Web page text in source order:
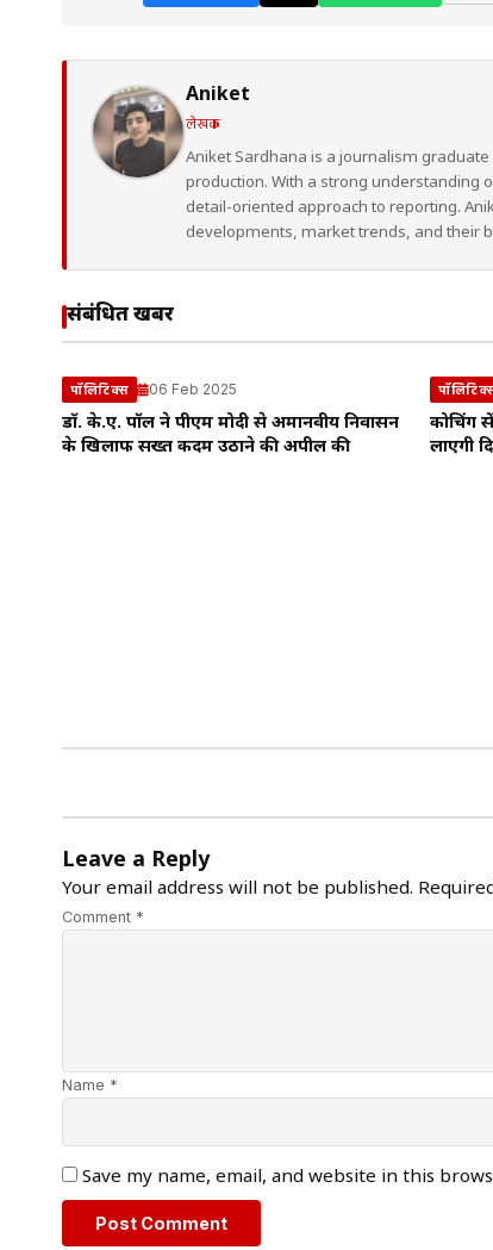
Aniket
लेखक
Aniket Sardhana is a journalism
production. With a strong understanding
detail-oriented approach to reporting.
developments, market trends, and their
संबंधित खबरें
पॉलिटिक्स 06 Feb 2025
डॉ. के.ए. पॉल ने पीएम मोदी से अमानवीय निर्वासन
के खिलाफ सख्त कदम उठाने की अपील की
कोचिंग
लाएगी
Leave a Reply
Your email address will not be published.
Comment *
Name *
Save my name, email, and website in this